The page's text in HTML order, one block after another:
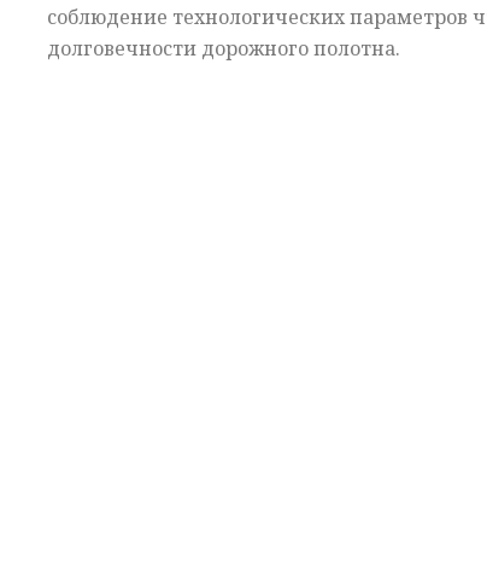
соблюдение технологических параметров
долговечности дорожного полотна.